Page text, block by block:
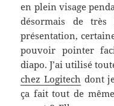
en plein visage
désormais de très
présentation,
pouvoir pointer
diapo. J’ai utilisé
chez Logitech dont
ça fait tout de